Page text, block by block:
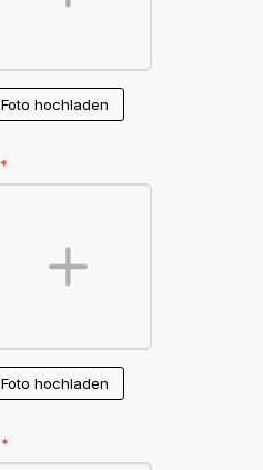
Foto hochladen
*
Foto hochladen
*